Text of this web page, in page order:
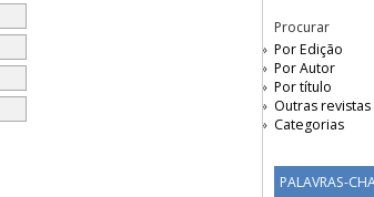
Procurar
Por Edição
Por Autor
Por título
Outras revistas
Categorias
PALAVRAS-